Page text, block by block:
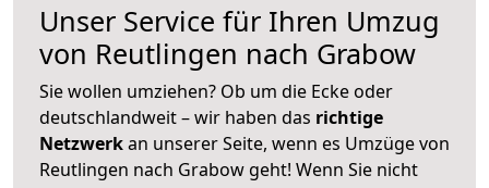
Unser Service für Ihren Umzug
von Reutlingen nach Grabow
Sie wollen umziehen? Ob um die Ecke oder
deutschlandweit – wir haben das richtige
Netzwerkan unserer Seite, wenn es Umzüge von
Reutlingen nach Grabow geht! Wenn Sie nicht